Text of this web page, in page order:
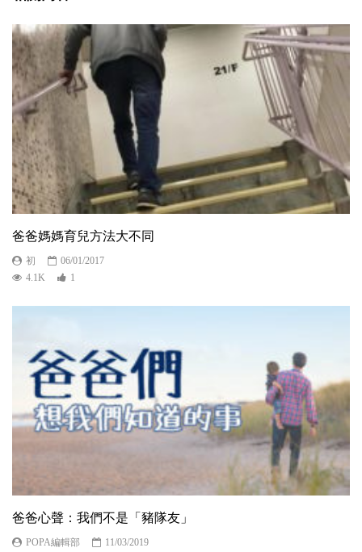
爸爸媽媽育兒方法大不同
初
06/01/2017
4.1K
1
爸爸心聲：我們不是「豬隊友」
POPA編輯部
11/03/2019